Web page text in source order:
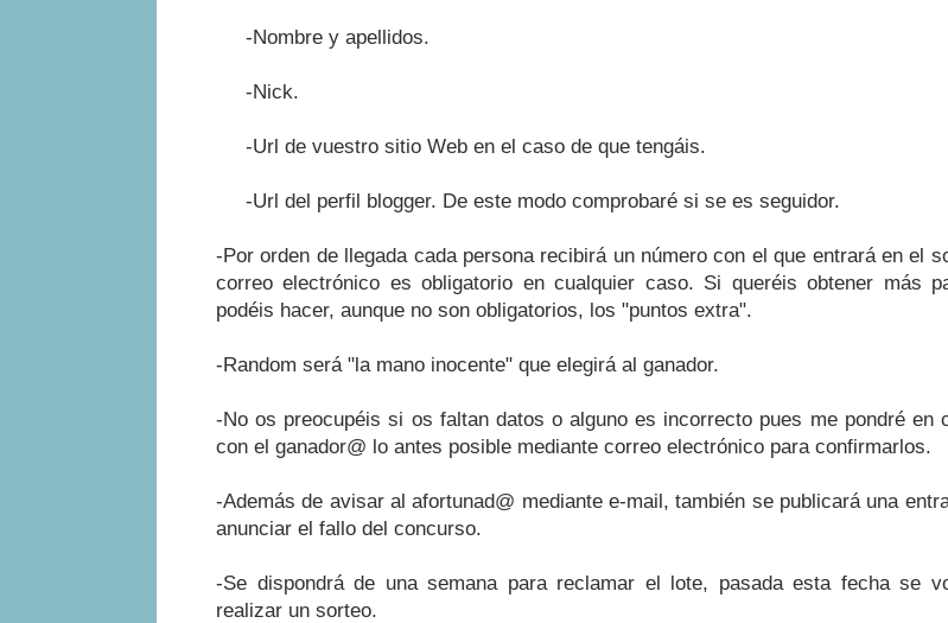
-Nombre y apellidos.
-Nick.
-Url de vuestro sitio Web en el caso de que tengáis.
-Url del perfil blogger. De este modo comprobaré si se es seguidor.
-Por orden de llegada cada persona recibirá un número con el que entrará en el
correo electrónico es obligatorio en cualquier caso. Si queréis obtener más
podéis hacer, aunque no son obligatorios, los "puntos extra".
-Random será "la mano inocente" que elegirá al ganador.
-No os preocupéis si os faltan datos o alguno es incorrecto pues me pondré en
con el ganador@ lo antes posible mediante correo electrónico para confirmarlos.
-Además de avisar al afortunad@ mediante e-mail, también se publicará una
anunciar el fallo del concurso.
-Se dispondrá de una semana para reclamar el lote, pasada esta fecha se
realizar un sorteo.